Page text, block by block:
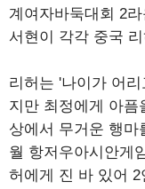
계여자바둑대회 2
서현이 각각 중국
리허는 '나이가 어
지만 최정에게 아픔
상에서 무거운 행마
월 항저우아시안게
허에게 진 바 있어